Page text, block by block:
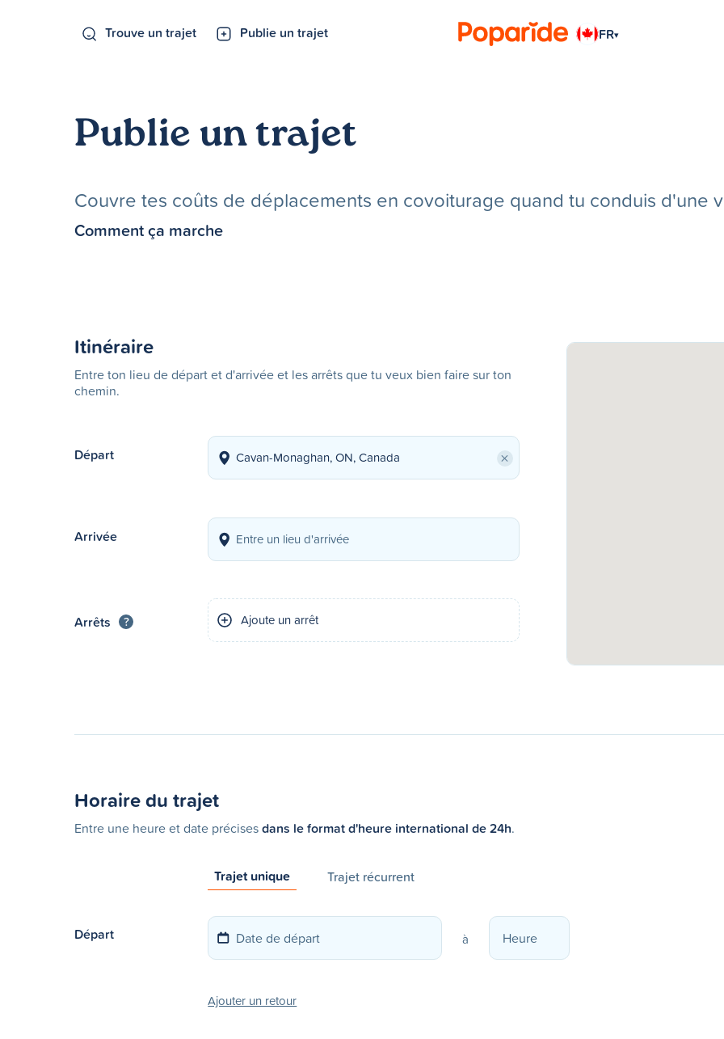
Trouve un trajet Publie un trajet FR▾
Publie un trajet
Couvre tes coûts de déplacements en covoiturage quand tu conduis d'une
Comment ça marche
Itinéraire
Entre ton lieu de départ et d'arrivée et les arrêts que tu veux bien faire sur ton
chemin.
Départ ×
Arrivée
Arrêts ? Ajoute un arrêt
Horaire du trajet
Entre une heure et date précisesdans le format d'heure international de 24h.
Trajet unique Trajet récurrent
Départ à
Ajouter un retour